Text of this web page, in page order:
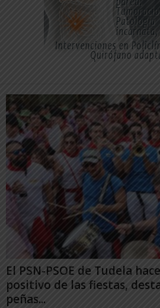
El PSN-PSOE de Tudela
positivo de las fiestas,
peñas...